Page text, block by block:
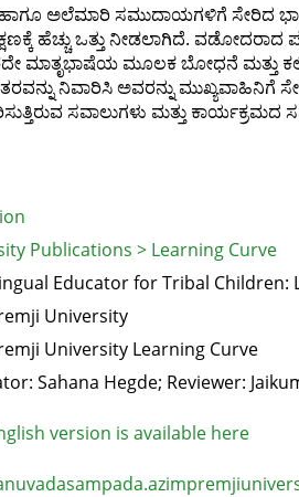
ಹಾಗೂ ಅಲೆಮಾರಿ ಸಮುದಾಯಗಳಿಗೆ ಸೇರಿದ
ಹೆಚ್ಚು ಒತ್ತು ನೀಡಲಾಗಿದೆ.
ಮಾತೃಭಾಷೆಯ ಮೂಲಕ ಬೋಧನೆ ಮತ್ತು
ನಿವಾರಿಸಿ ಅವರನ್ನು ಮುಖ್ಯವಾಹಿನಿಗೆ
ಸವಾಲುಗಳು ಮತ್ತು
Publications > Learning Curve
Educator for Tribal Children:
University
University Learning Curve
Sahana Hegde; Reviewer:
version is available here